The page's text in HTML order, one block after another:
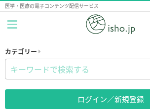
医学・医療の電子コンテンツ配信サービス
カテゴリー
ログイン／新規登録